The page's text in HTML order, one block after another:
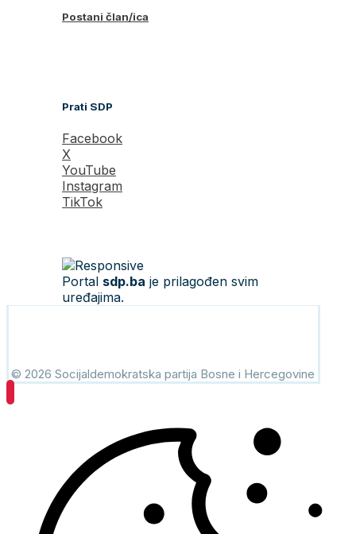
Postani član/ica
Prati SDP
Facebook
X
YouTube
Instagram
TikTok
Portal sdp.ba je prilagođen svim
uređajima.
© 2026 Socijaldemokratska partija Bosne i Hercegovine